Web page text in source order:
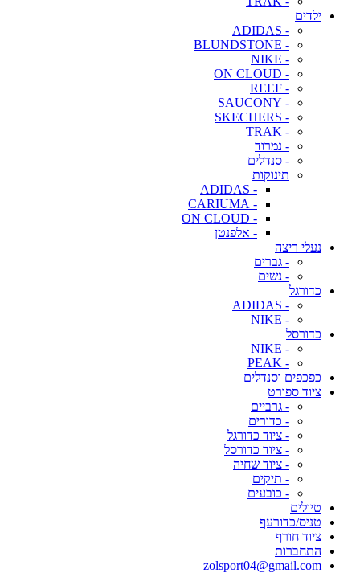
ילדים
- ADIDAS
- BLUNDSTONE
- NIKE
- ON CLOUD
- REEF
- SAUCONY
- SKECHERS
- TRAK
- נמרוד
- סנדלים
תינוקות
- ADIDAS
- CARIUMA
- ON CLOUD
- אלפנטן
נעלי ריצה
- גברים
- נשים
כדורגל
- ADIDAS
- NIKE
כדורסל
- NIKE
- PEAK
כפכפים וסנדלים
ציוד ספורט
- גרביים
- כדורים
- ציוד כדורגל
- ציוד כדורסל
- ציוד שחיה
- תיקים
- כובעים
טיולים
טניס/כדורעף
ציוד חורף
התחברות
zolsport04@gmail.com